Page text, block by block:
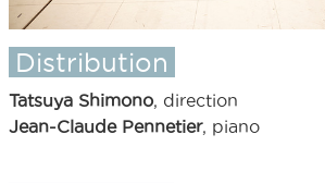
Distribution
Tatsuya Shimono, direction
Jean-Claude Pennetier, piano